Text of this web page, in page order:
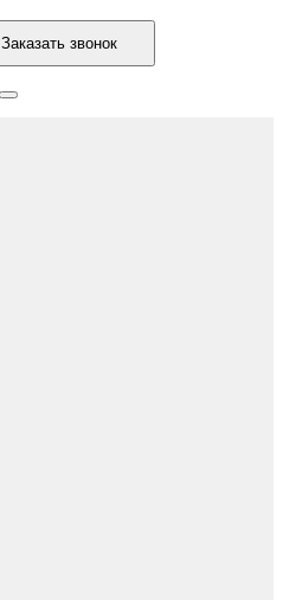
Заказать звонок